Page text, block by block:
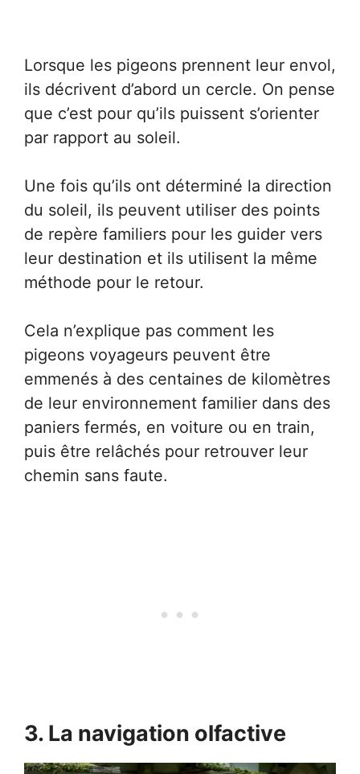
Lorsque les pigeons prennent leur envol,
ils décrivent d’abord un cercle. On pense
que c’est pour qu’ils puissent s’orienter
par rapport au soleil.
Une fois qu’ils ont déterminé la direction
du soleil, ils peuvent utiliser des points
de repère familiers pour les guider vers
leur destination et ils utilisent la même
méthode pour le retour.
Cela n’explique pas comment les
pigeons voyageurs peuvent être
emmenés à des centaines de kilomètres
de leur environnement familier dans des
paniers fermés, en voiture ou en train,
puis être relâchés pour retrouver leur
chemin sans faute.
3. La navigation olfactive